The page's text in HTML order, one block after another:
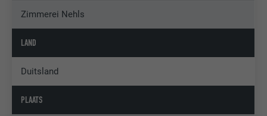
Zimmerei Nehls
LAND
Duitsland
PLAATS